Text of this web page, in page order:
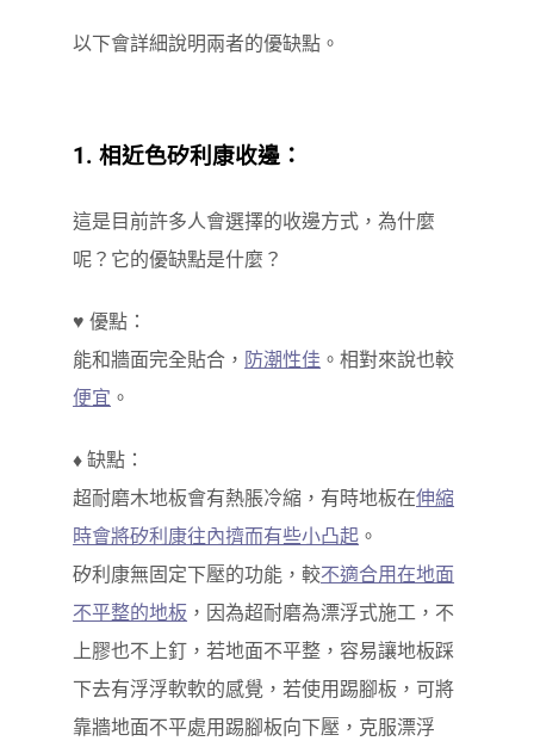
以下會詳細說明兩者的優缺點。
1. 相近色矽利康收邊：
這是目前許多人會選擇的收邊方式，為什麼
呢？它的優缺點是什麼？
♥ 優點：
能和牆面完全貼合， 防潮性佳 。相對來說也較
便宜 。
♦ 缺點：
超耐磨木地板會有熱脹冷縮，有時地板在伸縮
時會將矽利康往內擠而有些小凸起 。
矽利康無固定下壓的功能，較不適合用在地面
不平整的地板 ，因為超耐磨為漂浮式施工，不
上膠也不上釘，若地面不平整，容易讓地板踩
下去有浮浮軟軟的感覺，若使用踢腳板，可將
靠牆地面不平處用踢腳板向下壓，克服漂浮